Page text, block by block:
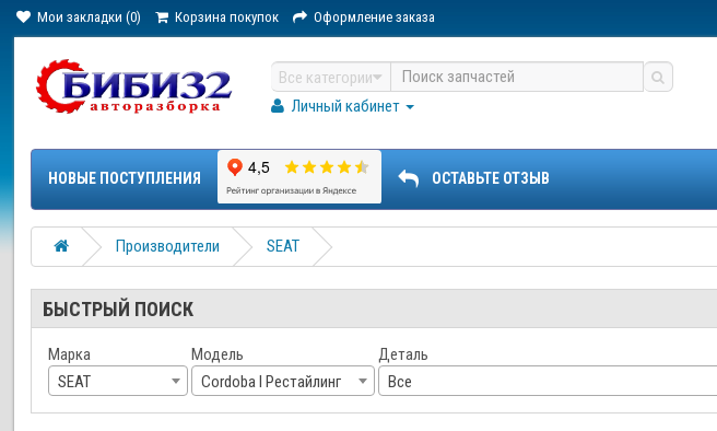
Мои закладки (0) Корзина покупок Оформление заказа
Все категории
Личный кабинет
НОВЫЕ ПОСТУПЛЕНИЯ ОСТАВЬТЕ ОТЗЫВ
Производители SEAT
БЫСТРЫЙ ПОИСК
Марка
SEAT
Модель
Cordoba I Рестайлинг
Деталь
Все